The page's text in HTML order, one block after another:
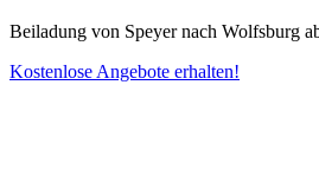
Beiladung von Speyer nach Wolfsburg
Kostenlose Angebote erhalten!